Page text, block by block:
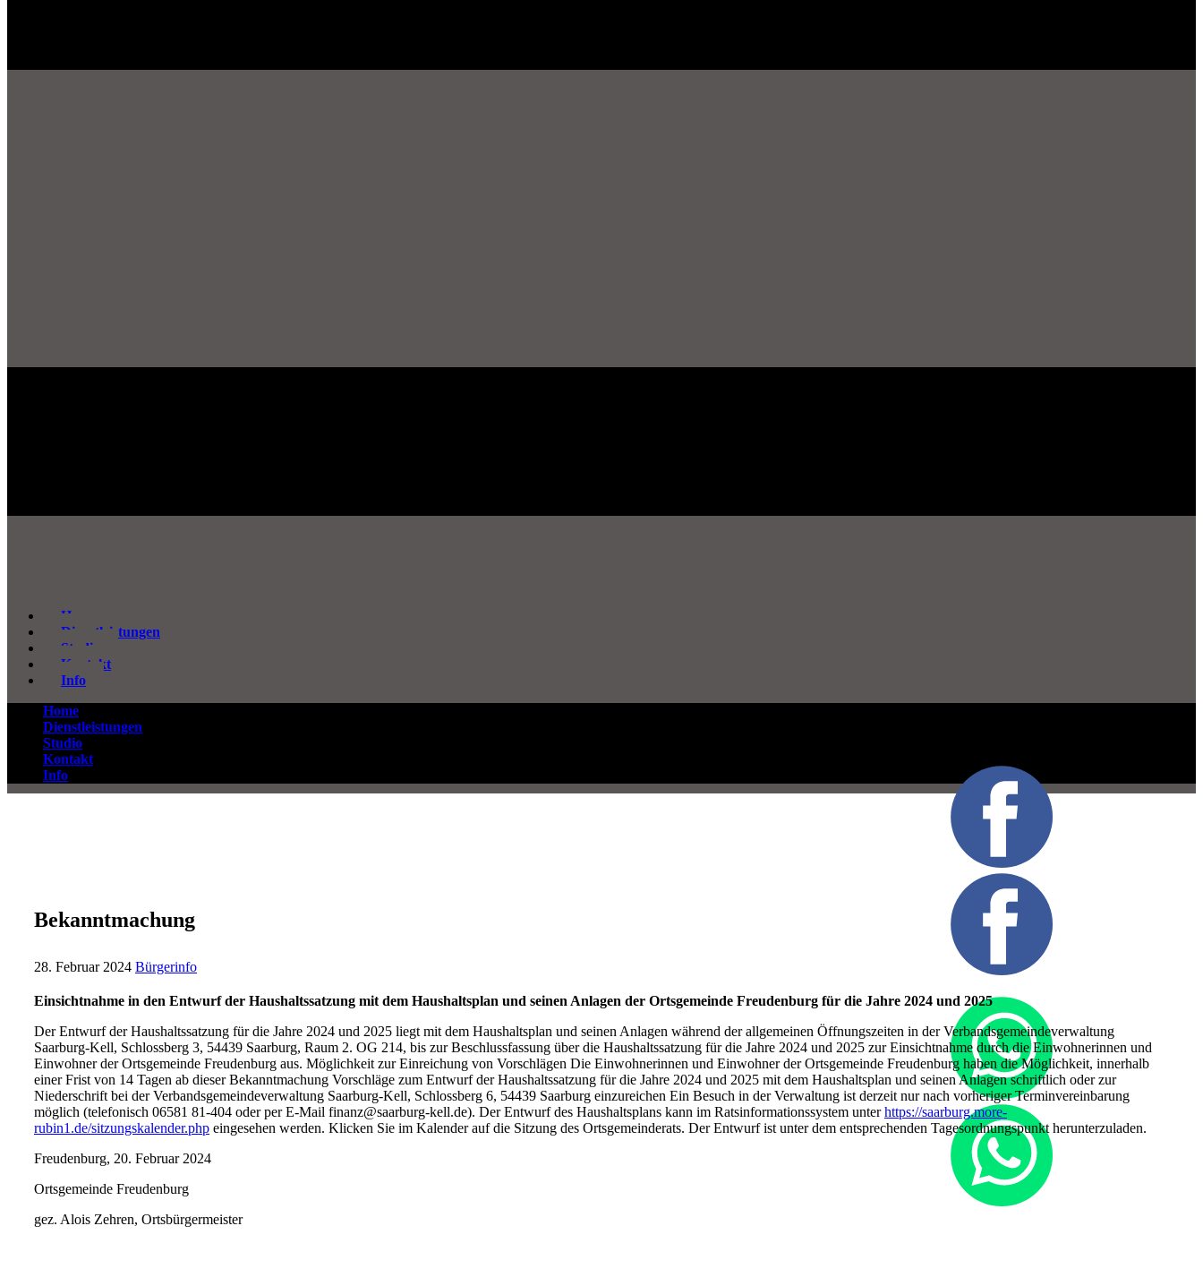
Home
Dienstleistungen
Studio
Kontakt
Info
Home
Dienstleistungen
Studio
Kontakt
Info
Bekanntmachung
28. Februar 2024 Bürgerinfo
Einsichtnahme in den Entwurf der Haushaltssatzung mit dem Haushaltsplan und seinen Anlagen der Ortsgemeinde Freudenburg für die Jahre 2024 und 2025
Der Entwurf der Haushaltssatzung für die Jahre 2024 und 2025 liegt mit dem Haushaltsplan und seinen Anlagen während der allgemeinen Öffnungszeiten in der Verbandsgemeindeverwaltung
Saarburg-Kell, Schlossberg 3, 54439 Saarburg, Raum 2. OG 214, bis zur Beschlussfassung über die Haushaltssatzung für die Jahre 2024 und 2025 zur Einsichtnahme durch die Einwohnerinnen und
Einwohner der Ortsgemeinde Freudenburg aus. Möglichkeit zur Einreichung von Vorschlägen Die Einwohnerinnen und Einwohner der Ortsgemeinde Freudenburg haben die Möglichkeit, innerhalb
einer Frist von 14 Tagen ab dieser Bekanntmachung Vorschläge zum Entwurf der Haushaltssatzung für die Jahre 2024 und 2025 mit dem Haushaltsplan und seinen Anlagen schriftlich oder zur
Niederschrift bei der Verbandsgemeindeverwaltung Saarburg-Kell, Schlossberg 6, 54439 Saarburg einzureichen Ein Besuch in der Verwaltung ist derzeit nur nach vorheriger Terminvereinbarung
möglich (telefonisch 06581 81-404 oder per E-Mail finanz@saarburg-kell.de). Der Entwurf des Haushaltsplans kann im Ratsinformationssystem unterhttps://saarburg.more-
rubin1.de/sitzungskalender.php eingesehen werden. Klicken Sie im Kalender auf die Sitzung des Ortsgemeinderats. Der Entwurf ist unter dem entsprechenden Tagesordnungspunkt herunterzuladen.
Freudenburg, 20. Februar 2024
Ortsgemeinde Freudenburg
gez. Alois Zehren, Ortsbürgermeister